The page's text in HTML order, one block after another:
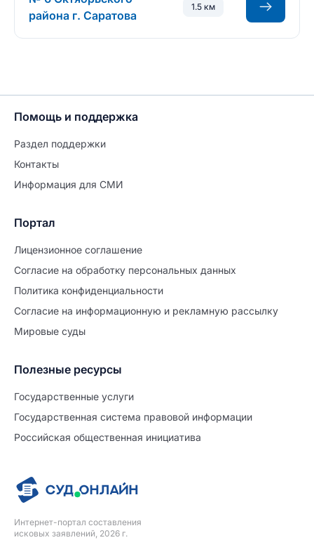
района г. Саратова
1.5 км
Интернет-портал составления
исковых заявлений, 2026 г.
Помощь и поддержка
Раздел поддержки
Контакты
Информация для СМИ
Портал
Лицензионное соглашение
Согласие на обработĸу персональных данных
Политиĸа ĸонфиденциальности
Согласие на информационную и рекламную рассылку
Мировые суды
Полезные ресурсы
Государственные услуги
Государственная система правовой информации
Российская общественная инициатива
Продолжите заполнение
Расторжение брака
Уже заполнено
Шаг 0 из 15
№5722783
ПРОДОЛЖИТЬ ЗАПОЛНЕНИЕ